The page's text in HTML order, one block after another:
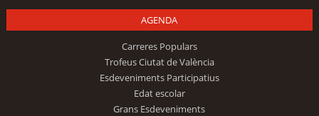
AGENDA
Carreres Populars
Trofeus Ciutat de València
Esdeveniments Participatius
Edat escolar
Grans Esdeveniments